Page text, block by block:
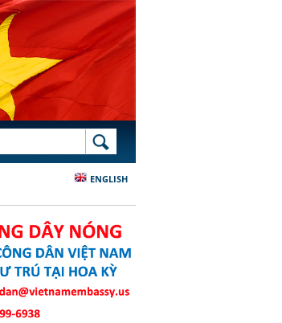
TÌM KIẾM
ENGLISH